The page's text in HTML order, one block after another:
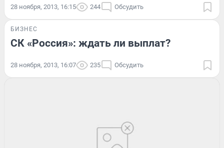
28 ноября, 2013, 16:15 244 Обсудить
БИЗНЕС
СК «Россия»: ждать ли выплат?
28 ноября, 2013, 16:07 235 Обсудить